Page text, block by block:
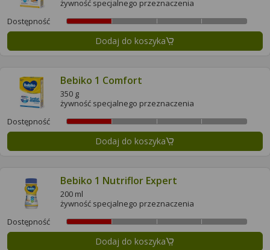
żywność specjalnego przeznaczenia
Dostępność
Dodaj do koszyka
Bebiko 1 Comfort
350 g
żywność specjalnego przeznaczenia
Dostępność
Dodaj do koszyka
Bebiko 1 Nutriflor Expert
200 ml
żywność specjalnego przeznaczenia
Dostępność
Dodaj do koszyka
zewnętrznych w naszym serwisie znajdziesz w
Serwisu.